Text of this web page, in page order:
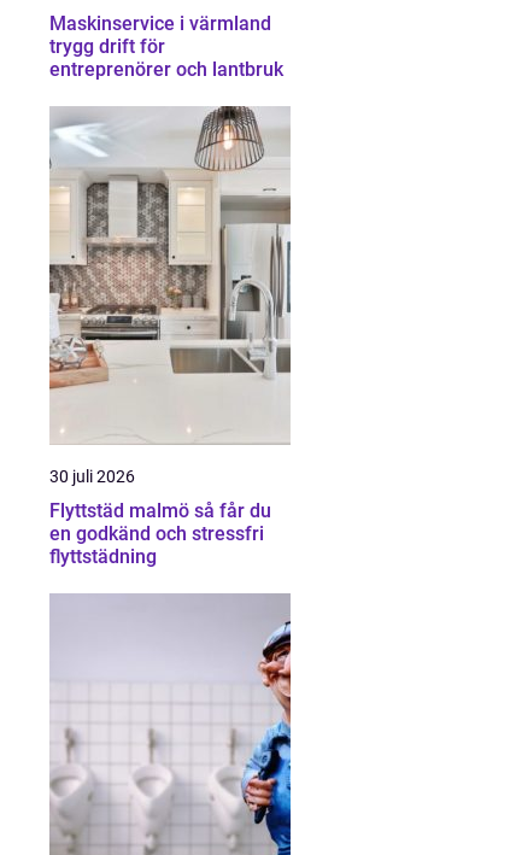
Maskinservice i värmland
trygg drift för
entreprenörer och lantbruk
30 juli 2026
Flyttstäd malmö så får du
en godkänd och stressfri
flyttstädning